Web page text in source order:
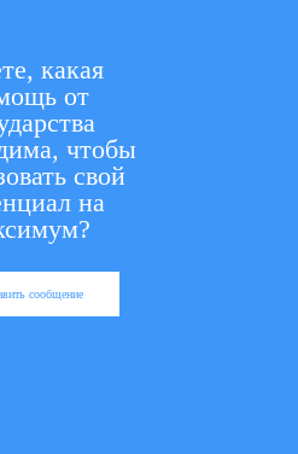
какая
от
чтобы
свой
на
сообщение